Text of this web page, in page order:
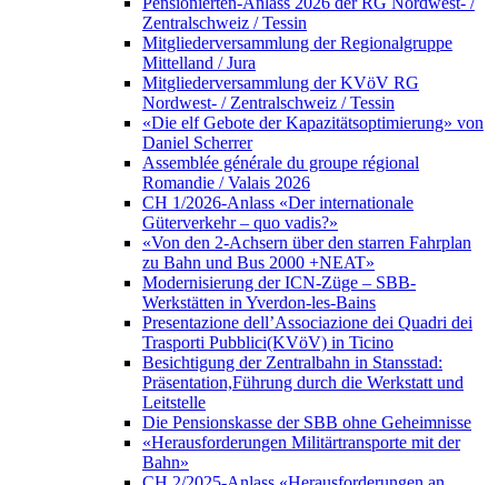
Zentralschweiz / Tessin
Mitgliederversammlung der Regionalgruppe
Mittelland / Jura
Mitgliederversammlung der KVöV RG
Nordwest- / Zentralschweiz / Tessin
«Die elf Gebote der Kapazitätsoptimierung» von
Daniel Scherrer
Assemblée générale du groupe régional
Romandie / Valais 2026
CH 1/2026-Anlass «Der internationale
Güterverkehr – quo vadis?»
«Von den 2-Achsern über den starren Fahrplan
zu Bahn und Bus 2000 +NEAT»
Modernisierung der ICN-Züge – SBB-
Werkstätten in Yverdon-les-Bains
Presentazione dell’Associazione dei Quadri dei
Trasporti Pubblici(KVöV) in Ticino
Besichtigung der Zentralbahn in Stansstad:
Präsentation,Führung durch die Werkstatt und
Leitstelle
Die Pensionskasse der SBB ohne Geheimnisse
«Herausforderungen Militärtransporte mit der
Bahn»